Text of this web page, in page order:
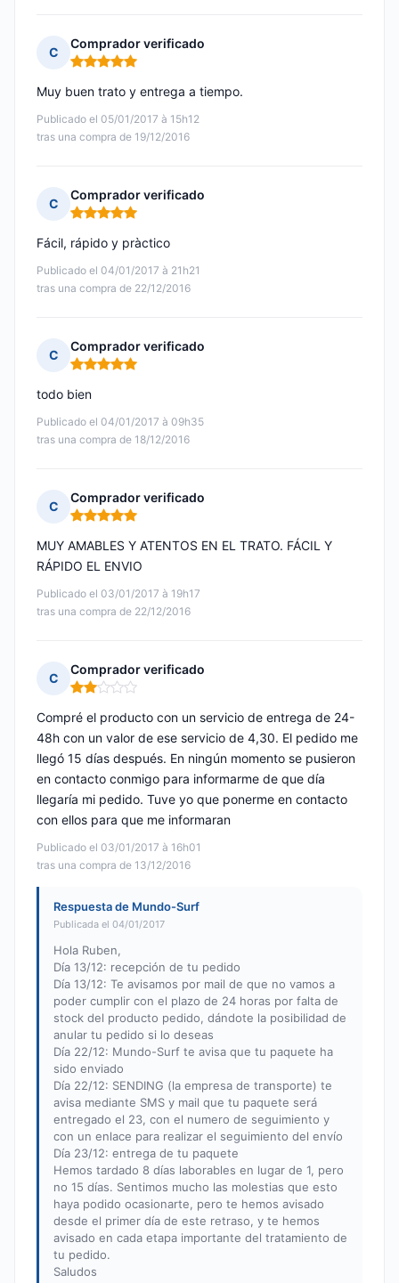
C
Comprador verificado
Nota: 5 de 5
Publicado el 05/01/2017 à 15h12
tras una compra de 19/12/2016
Muy buen trato y entrega a tiempo.
C
Comprador verificado
Nota: 5 de 5
Publicado el 04/01/2017 à 21h21
tras una compra de 22/12/2016
Fácil, rápido y pràctico
C
Comprador verificado
Nota: 5 de 5
Publicado el 04/01/2017 à 09h35
tras una compra de 18/12/2016
todo bien
C
Comprador verificado
Nota: 5 de 5
Publicado el 03/01/2017 à 19h17
tras una compra de 22/12/2016
MUY AMABLES Y ATENTOS EN EL TRATO. FÁCIL Y
RÁPIDO EL ENVIO
C
Comprador verificado
Nota: 2 de 5
Publicado el 03/01/2017 à 16h01
tras una compra de 13/12/2016
Compré el producto con un servicio de entrega de 24-
48h con un valor de ese servicio de 4,30. El pedido me
llegó 15 días después. En ningún momento se pusieron
en contacto conmigo para informarme de que día
llegaría mi pedido. Tuve yo que ponerme en contacto
con ellos para que me informaran
Respuesta de Mundo-Surf
Publicada el 04/01/2017
Hola Ruben,
Día 13/12: recepción de tu pedido
Día 13/12: Te avisamos por mail de que no vamos a
poder cumplir con el plazo de 24 horas por falta de
stock del producto pedido, dándote la posibilidad de
anular tu pedido si lo deseas
Día 22/12: Mundo-Surf te avisa que tu paquete ha
sido enviado
Día 22/12: SENDING (la empresa de transporte) te
avisa mediante SMS y mail que tu paquete será
entregado el 23, con el numero de seguimiento y
con un enlace para realizar el seguimiento del envío
Día 23/12: entrega de tu paquete
Hemos tardado 8 días laborables en lugar de 1, pero
no 15 días. Sentimos mucho las molestias que esto
haya podido ocasionarte, pero te hemos avisado
desde el primer día de este retraso, y te hemos
avisado en cada etapa importante del tratamiento de
tu pedido.
Saludos